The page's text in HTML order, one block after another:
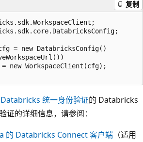
复制
= new DatabricksConfig()
= new WorkspaceClient(cfg);
Databricks 统一身份验证的 Databricks
证的详细信息，请参阅：
的 Databricks Connect 客户端 （适用